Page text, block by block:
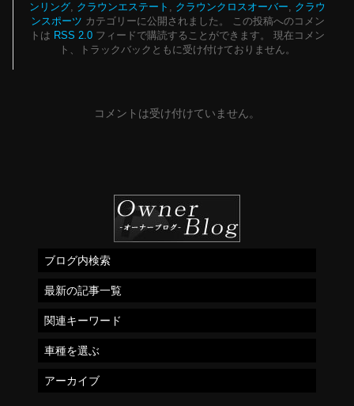
ンリング, クラウンエステート , クラウンクロスオーバー, クラウ
ンスポーツ カテゴリーに公開されました。 この投稿へのコメン
トは RSS 2.0 フィードで購読することができます。 現在コメン
ト、トラックバックともに受け付けておりません。
コメントは受け付けていません。
ブログ内検索
最新の記事一覧
関連キーワード
車種を選ぶ
アーカイブ